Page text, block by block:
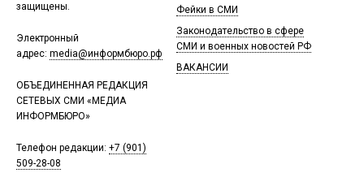
защищены.
Электронный
адрес: media@информбюро.рф
ОБЪЕДИНЕННАЯ РЕДАКЦИЯ
СЕТЕВЫХ СМИ «МЕДИА
ИНФОРМБЮРО»
Телефон редакции: +7 (901)
509-28-08
Фейки в СМИ
Законодательство в сфере
СМИ и военных новостей РФ
ВАКАНСИИ